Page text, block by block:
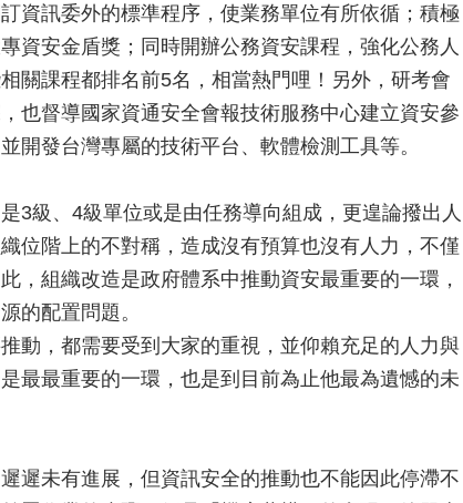
資訊委外的標準程序，使業務單位有所依循；積極
資安金盾獎；同時開辦公務資安課程，強化公務人
關課程都排名前5名，相當熱門哩！另外，研考會
也督導國家資通安全會報技術服務中心建立資安參
開發台灣專屬的技術平台、軟體檢測工具等。
3級、4級單位或是由任務導向組成，更遑論撥出人
位階上的不對稱，造成沒有預算也沒有人力，不僅
，組織改造是政府體系中推動資安最重要的一環，
的配置問題。
動，都需要受到大家的重視，並仰賴充足的人力與
最最重要的一環，也是到目前為止他最為遺憾的未
遲未有進展，但資訊安全的推動也不能因此停滯不